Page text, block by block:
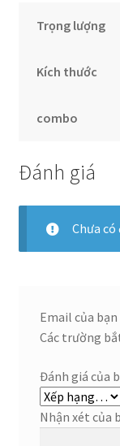
Trọng lượng
Kích thước
combo
Đánh giá
Chưa có
Email của
Các trường
Đánh giá của
Nhận xét của